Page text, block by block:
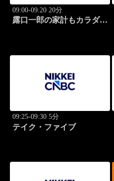
09:00-09:20 20分
露口一郎の家計もカラダも
09:25-09:30 5分
テイク・ファイブ